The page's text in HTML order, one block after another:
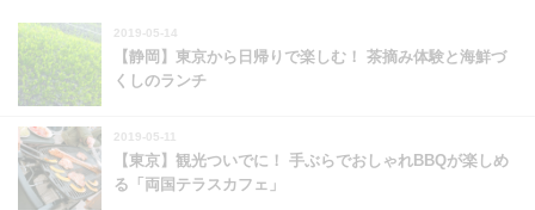
2019-05-14
【静岡】東京から日帰りで楽しむ！ 茶摘み体験と海鮮づ
くしのランチ
2019-05-11
【東京】観光ついでに！ 手ぶらでおしゃれBBQが楽しめ
る「両国テラスカフェ」